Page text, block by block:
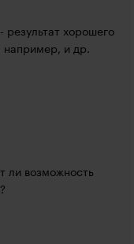
хорошего
например, и др.
ли возможность